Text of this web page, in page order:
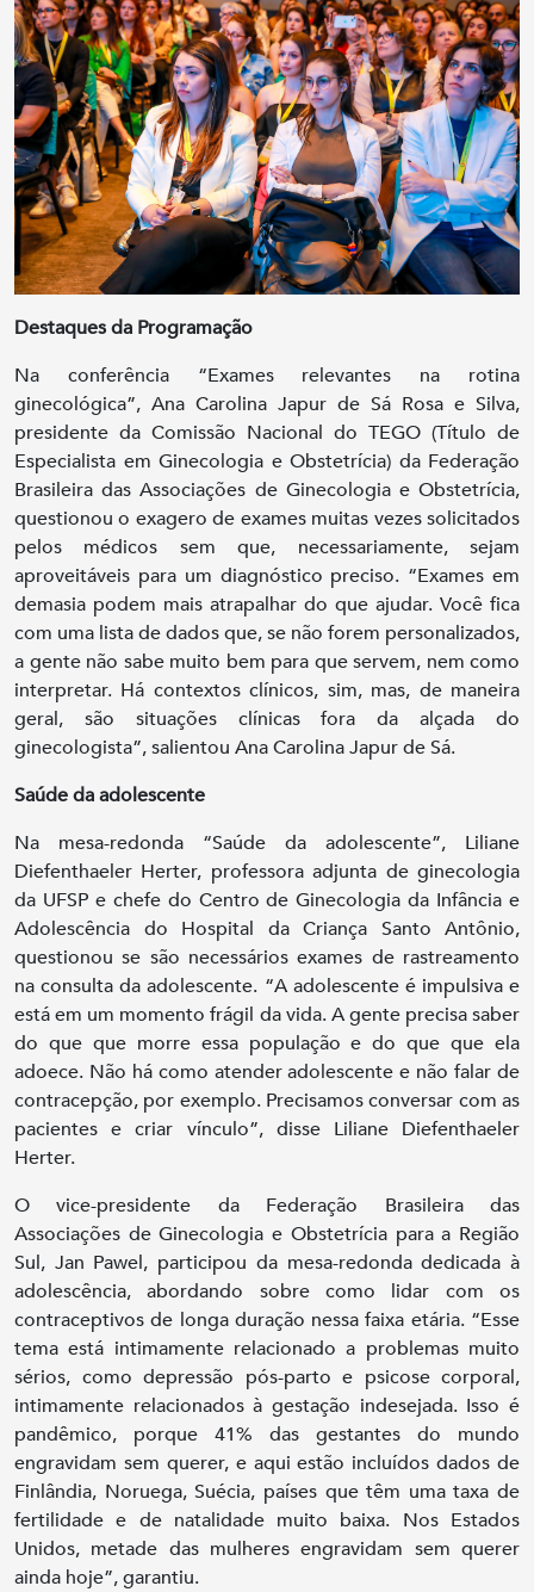
Destaques da Programação
Na conferência “Exames relevantes na rotina
ginecológica”, Ana Carolina Japur de Sá Rosa e Silva,
presidente da Comissão Nacional do TEGO (Título de
Especialista em Ginecologia e Obstetrícia) da Federação
Brasileira das Associações de Ginecologia e Obstetrícia,
questionou o exagero de exames muitas vezes solicitados
pelos médicos sem que, necessariamente, sejam
aproveitáveis para um diagnóstico preciso. “Exames em
demasia podem mais atrapalhar do que ajudar. Você fica
com uma lista de dados que, se não forem personalizados,
a gente não sabe muito bem para que servem, nem como
interpretar. Há contextos clínicos, sim, mas, de maneira
geral, são situações clínicas fora da alçada do
ginecologista”, salientou Ana Carolina Japur de Sá.
Saúde da adolescente
Na mesa-redonda “Saúde da adolescente”, Liliane
Diefenthaeler Herter, professora adjunta de ginecologia
da UFSP e chefe do Centro de Ginecologia da Infância e
Adolescência do Hospital da Criança Santo Antônio,
questionou se são necessários exames de rastreamento
na consulta da adolescente. “A adolescente é impulsiva e
está em um momento frágil da vida. A gente precisa saber
do que que morre essa população e do que que ela
adoece. Não há como atender adolescente e não falar de
contracepção, por exemplo. Precisamos conversar com as
pacientes e criar vínculo”, disse Liliane Diefenthaeler
Herter.
O vice-presidente da Federação Brasileira das
Associações de Ginecologia e Obstetrícia para a Região
Sul, Jan Pawel, participou da mesa-redonda dedicada à
adolescência, abordando sobre como lidar com os
contraceptivos de longa duração nessa faixa etária. “Esse
tema está intimamente relacionado a problemas muito
sérios, como depressão pós-parto e psicose corporal,
intimamente relacionados à gestação indesejada. Isso é
pandêmico, porque 41% das gestantes do mundo
engravidam sem querer, e aqui estão incluídos dados de
Finlândia, Noruega, Suécia, países que têm uma taxa de
fertilidade e de natalidade muito baixa. Nos Estados
Unidos, metade das mulheres engravidam sem querer
ainda hoje”, garantiu.